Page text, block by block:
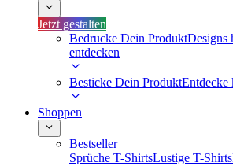
Jetzt gestalten
Bedrucke Dein ProduktDesigns
entdecken
Besticke Dein ProduktEntdecke
Shoppen
Bestseller
Sprüche T-ShirtsLustige T-Shirts